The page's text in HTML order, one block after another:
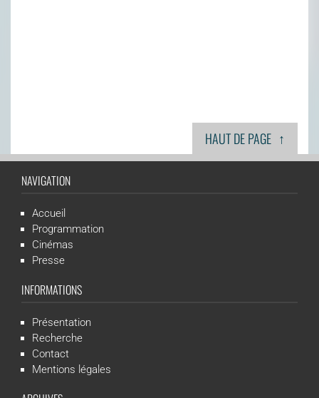
HAUT DE PAGE ↑
NAVIGATION
Accueil
Programmation
Cinémas
Presse
INFORMATIONS
Présentation
Recherche
Contact
Mentions légales